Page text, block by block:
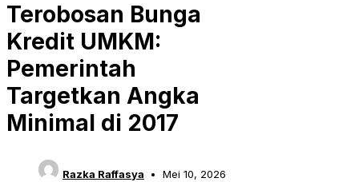
Terobosan Bunga
Kredit UMKM:
Pemerintah
Targetkan Angka
Minimal di 2017
Razka Raffasya Mei 10, 2026